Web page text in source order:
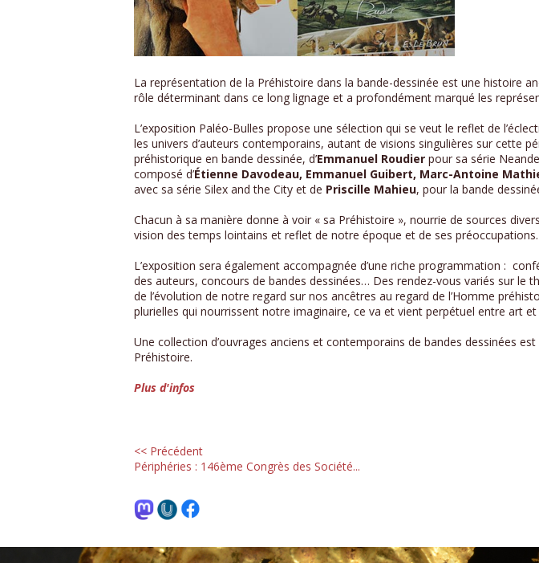
La représentation de la Préhistoire dans la bande-dessinée est une histoire
rôle déterminant dans ce long lignage et a profondément marqué les
L’exposition Paléo-Bulles propose une sélection qui se veut le reflet de
les univers d’auteurs contemporains, autant de visions singulières sur cette
préhistorique en bande dessinée, d’Emmanuel Roudier pour sa série
composé d’Étienne Davodeau, Emmanuel Guibert, Marc-Antoine
avec sa série Silex and the City et de Priscille Mahieu, pour la bande
Chacun à sa manière donne à voir « sa Préhistoire », nourrie de sources
vision des temps lointains et reflet de notre époque et de ses préoccupations.
L’exposition sera également accompagnée d’une riche programmation :
des auteurs, concours de bandes dessinées… Des rendez-vous variés sur le
de l’évolution de notre regard sur nos ancêtres au regard de l’Homme
plurielles qui nourrissent notre imaginaire, ce va et vient perpétuel entre art
Une collection d’ouvrages anciens et contemporains de bandes dessinées
Préhistoire.
Plus d'infos
<< Précédent
Périphéries : 146ème Congrès des Société...